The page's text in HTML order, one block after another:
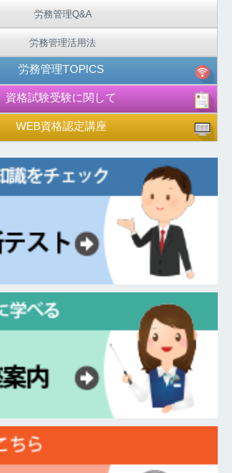
労務管理Q&A
労務管理活用法
労務管理TOPICS
資格試験受験に関して
WEB資格認定講座